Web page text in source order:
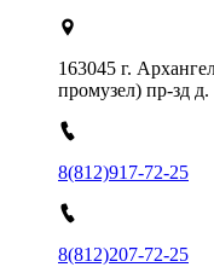
163045 г.
промузел) пр-зд д.
8(812)917-72-25
8(812)207-72-25